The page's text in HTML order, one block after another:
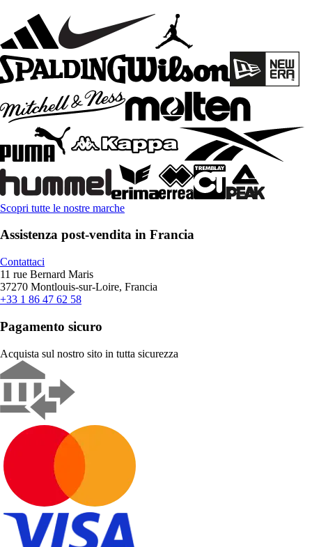
Scopri tutte le nostre marche
Assistenza post-vendita in Francia
Contattaci
11 rue Bernard Maris
37270 Montlouis-sur-Loire, Francia
+33 1 86 47 62 58
Pagamento sicuro
Acquista sul nostro sito in tutta sicurezza